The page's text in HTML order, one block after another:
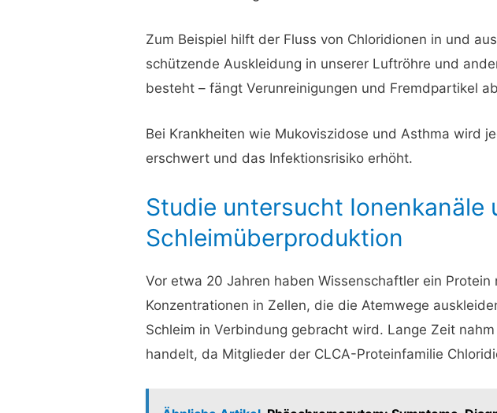
Zum Beispiel hilft der Fluss von Chloridionen in und
schützende Auskleidung in unserer Luftröhre und
besteht – fängt Verunreinigungen und Fremdpartikel
Bei Krankheiten wie Mukoviszidose und Asthma wird
erschwert und das Infektionsrisiko erhöht.
Studie untersucht Ionenkanäle
Schleimüberproduktion
Vor etwa 20 Jahren haben Wissenschaftler ein
Konzentrationen in Zellen, die die Atemwege
Schleim in Verbindung gebracht wird. Lange Zeit
handelt, da Mitglieder der CLCA-Proteinfamilie